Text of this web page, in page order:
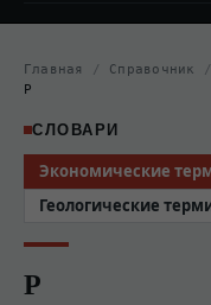
Главная / Справочник
Р
СЛОВАРИ
Экономические
Геологические
Р